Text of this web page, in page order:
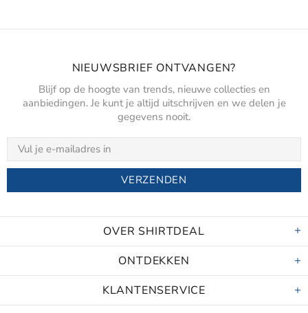
NIEUWSBRIEF ONTVANGEN?
Blijf op de hoogte van trends, nieuwe collecties en
aanbiedingen. Je kunt je altijd uitschrijven en we delen je
gegevens nooit.
OVER SHIRTDEAL
ONTDEKKEN
KLANTENSERVICE